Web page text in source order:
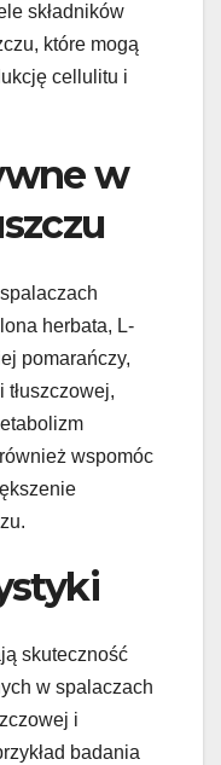
składników
które mogą
cellulitu i
w
herbata, L-
pomarańczy,
wspomóc
skuteczność
w spalaczach
i
badania